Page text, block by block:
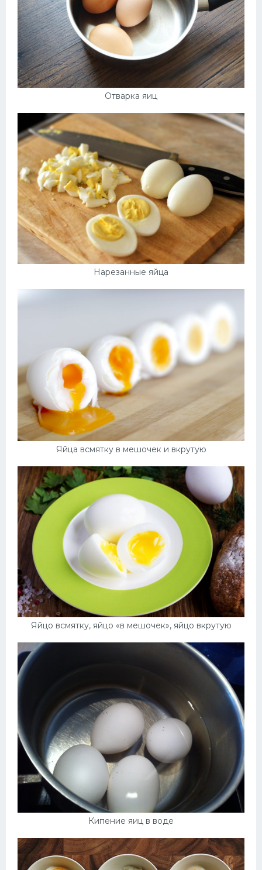
Отварка яиц
Нарезанные яйца
Яйца всмятку в мешочек и вкрутую
Яйцо всмятку, яйцо «в мешочек», яйцо вкрутую
Кипение яиц в воде